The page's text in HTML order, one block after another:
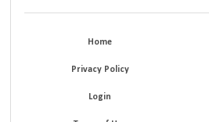
Home
Privacy Policy
Login